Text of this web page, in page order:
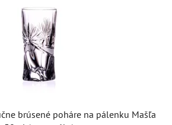
brúsené poháre na pálenku Mašľa